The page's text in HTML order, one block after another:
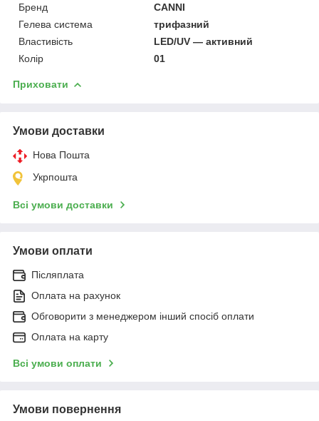
Бренд
CANNI
Гелева система
трифазний
Властивість
LED/UV — активний
Колір
01
Приховати
Умови доставки
Нова Пошта
Укрпошта
Всі умови доставки
Умови оплати
Післяплата
Оплата на рахунок
Обговорити з менеджером інший спосіб оплати
Оплата на карту
Всі умови оплати
Умови повернення